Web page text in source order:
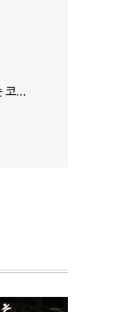
'+17.91→-5.12→+3.76→-4.8%'…'단종레' 규제에도 여전히 롤러코스터 타는 코스피